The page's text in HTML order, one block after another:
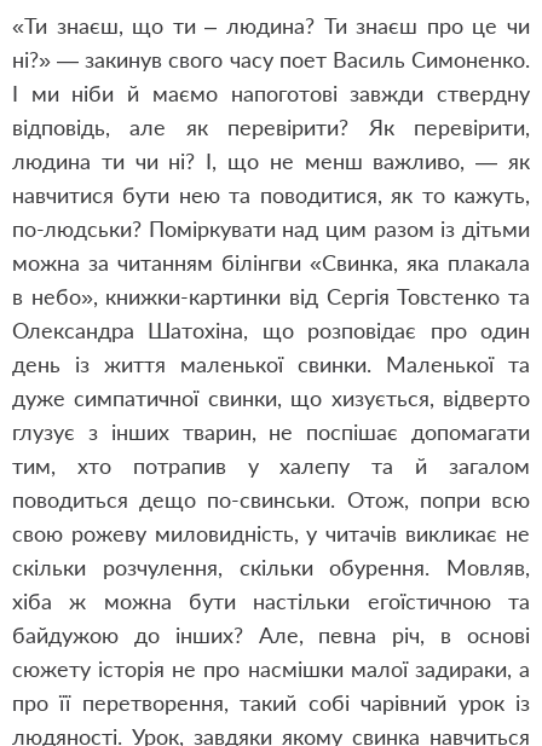
«Ти знаєш, що ти – людина? Ти знаєш про це чи
ні?» — закинув свого часу поет Василь Симоненко.
І ми ніби й маємо напоготові завжди ствердну
відповідь, але як перевірити? Як перевірити,
людина ти чи ні? І, що не менш важливо, — як
навчитися бути нею та поводитися, як то кажуть,
по-людськи? Поміркувати над цим разом із дітьми
можна за читанням білінгви «Свинка, яка плакала
в небо», книжки-картинки від Сергія Товстенко та
Олександра Шатохіна, що розповідає про один
день із життя маленької свинки. Маленької та
дуже симпатичної свинки, що хизується, відверто
глузує з інших тварин, не поспішає допомагати
тим, хто потрапив у халепу та й загалом
поводиться дещо по-свинськи. Отож, попри всю
свою рожеву миловидність, у читачів викликає не
скільки розчулення, скільки обурення. Мовляв,
хіба ж можна бути настільки егоїстичною та
байдужою до інших? Але, певна річ, в основі
сюжету історія не про насмішки малої задираки, а
про її перетворення, такий собі чарівний урок із
людяності. Урок, завдяки якому свинка навчиться